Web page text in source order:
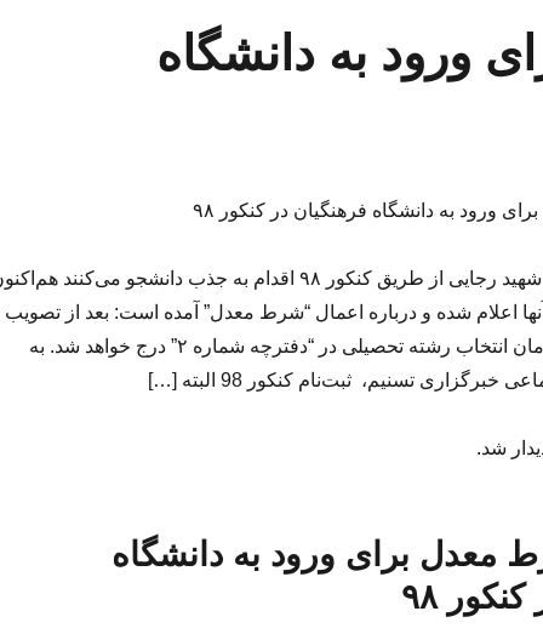
ورود به دانشگاه
ورود به دانشگاه فرهنگیان در کنکور ۹۸
دانشگاه فرهنگیان و شهید رجایی از طریق کنکور ۹۸ اقدام به جذب دانشجو می‌کنند
اعلام شده و درباره اعمال “شرط معدل” آمده است: بعد از تصویب
در مراجع ذیصلاح ، زمان انتخاب رشته تحصیلی در “دفترچه شماره ۲” درج خواهد شد. به
تسنیم، ثبت‌نام کنکور 98 البته […]
شد.
معدل برای ورود به دانشگاه
۹۸